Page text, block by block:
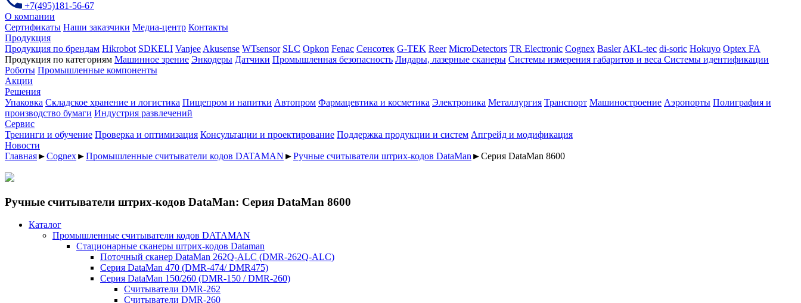
+7(495)181-56-67
О компании
Сертификаты Наши заказчики Медиа-центр Контакты
Продукция
Продукция по брендам Hikrobot SDKELI Vanjee Akusense WTsensor SLC Opkon Fenac Сенсотек G-TEK Reer MicroDetectors TR Electronic Cognex Basler AKL-tec di-soric Hokuyo Optex FA
Продукция по категориям Машинное зрение Энкодеры Датчики Промышленная безопасность Лидары, лазерные сканеры Системы измерения габаритов и веса Системы идентификации
Роботы Промышленные компоненты
Акции
Решения
Упаковка Складское хранение и логистика Пищепром и напитки Автопром Фармацевтика и косметика Электроника Металлургия Транспорт Машиностроение Аэропорты Полиграфия и
производство бумаги Индустрия развлечений
Сервис
Тренинги и обучение Проверка и оптимизация Консультации и проектирование Поддержка продукции и систем Апгрейд и модификация
Новости
Главная►Cognex►Промышленные считыватели кодов DATAMAN ►Ручные считыватели штрих-кодов DataMan ►Серия DataMan 8600
Ручные считыватели штрих-кодов DataMan: Серия DataMan 8600
Каталог
Промышленные считыватели кодов DATAMAN
Стационарные сканеры штрих-кодов Dataman
Поточный сканер DataMan 262Q-ALC (DMR-262Q-ALC)
Серия DataMan 470 (DMR-474/ DMR475)
Cерия DataMan 150/260 (DMR-150 / DMR-260)
Считыватели DMR-262
Считыватели DMR-260